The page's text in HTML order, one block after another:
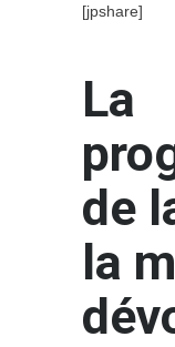
[jpshare]
La
de
la